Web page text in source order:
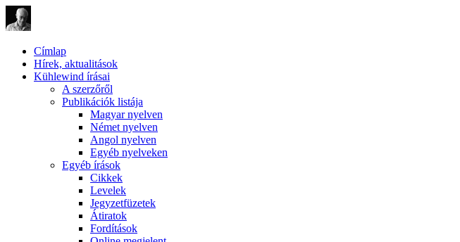
Címlap
Hírek, aktualitások
Kühlewind írásai
A szerzőről
Publikációk listája
Magyar nyelven
Német nyelven
Angol nyelven
Egyéb nyelveken
Egyéb írások
Cikkek
Levelek
Jegyzetfüzetek
Átiratok
Fordítások